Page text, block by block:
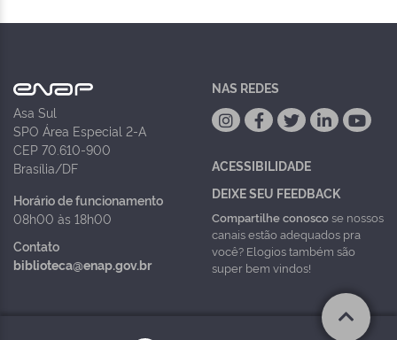
Asa Sul
SPO Área Especial 2-A
CEP 70.610-900
Brasília/DF
Horário de funcionamento
08h00 às 18h00
Contato
biblioteca@enap.gov.br
NAS REDES
ACESSIBILIDADE
DEIXE SEU FEEDBACK
Compartilhe conoscose nossos
canais estão adequados pra
você? Elogios também são
super bem vindos!